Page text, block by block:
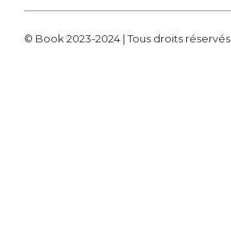
© Book 2023-2024 | Tous droits réservés.